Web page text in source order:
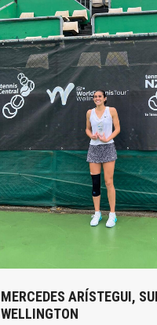
MERCEDES ARÍSTEGUI,
WELLINGTON